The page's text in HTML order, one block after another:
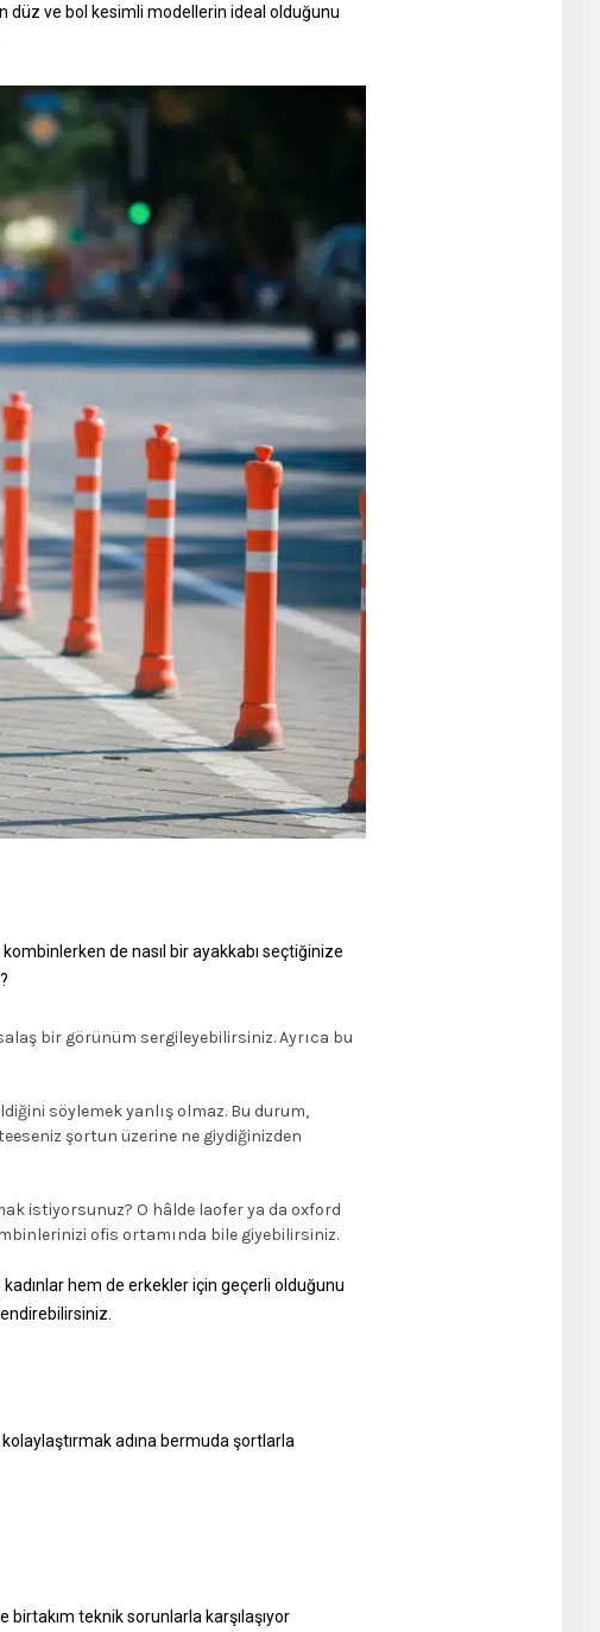
düz ve bol kesimli modellerin ideal olduğunu
de nasıl bir ayakkabı seçtiğinize
bir görünüm sergileyebilirsiniz. Ayrıca bu
söylemek yanlış olmaz. Bu durum,
şortun üzerine ne giydiğinizden
istiyorsunuz? O hâlde laofer ya da oxford
ofis ortamında bile giyebilirsiniz.
hem de erkekler için geçerli olduğunu
adına bermuda şortlarla
teknik sorunlarla karşılaşıyor